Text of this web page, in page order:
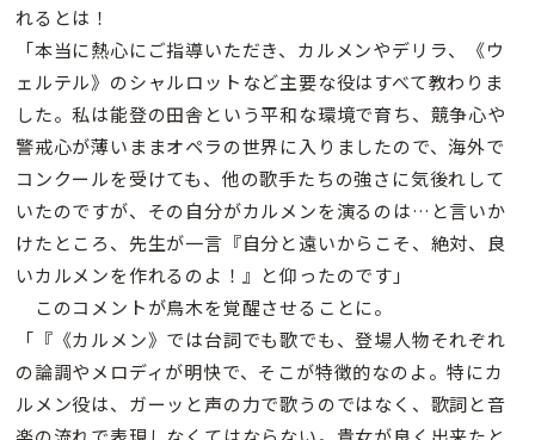
れるとは！
「本当に熱心にご指導いただき、カルメンやデリラ、《ウ
ェルテル》のシャルロットなど主要な役はすべて教わりま
した。私は能登の田舎という平和な環境で育ち、競争心や
警戒心が薄いままオペラの世界に入りましたので、海外で
コンクールを受けても、他の歌手たちの強さに気後れして
いたのですが、その自分がカルメンを演るのは…と言いか
けたところ、先生が一言『自分と遠いからこそ、絶対、良
いカルメンを作れるのよ！』と仰ったのです」
このコメントが鳥木を覚醒させることに。
「『《カルメン》では台詞でも歌でも、登場人物それぞれ
の論調やメロディが明快で、そこが特徴的なのよ。特にカ
ルメン役は、ガーッと声の力で歌うのではなく、歌詞と音